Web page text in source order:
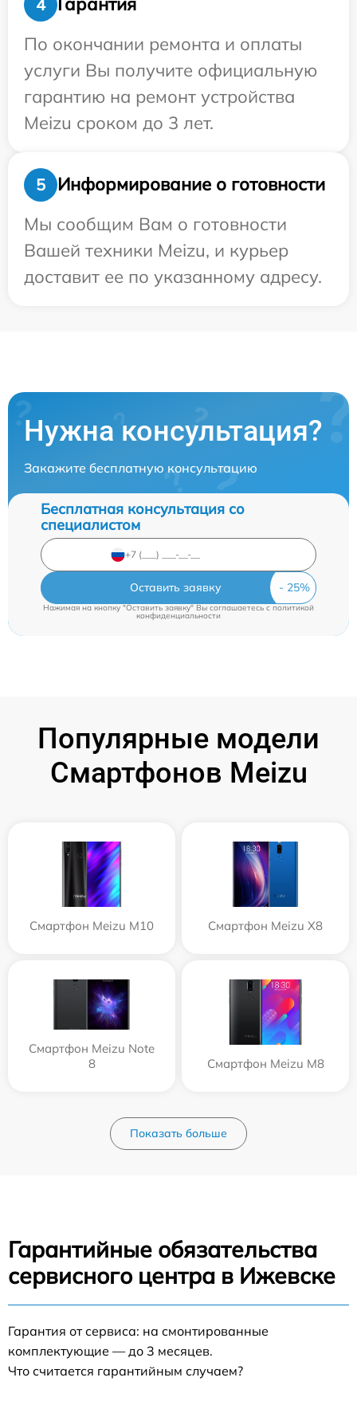
4
По окончании ремонта и оплаты
услуги Вы получите официальную
гарантию на ремонт устройства
Meizu сроком до 3 лет.
5
Информирование о готовности
Мы сообщим Вам о готовности
Вашей техники Meizu, и курьер
доставит ее по указанному адресу.
Нужна консультация?
Закажите бесплатную консультацию
Бесплатная консультация со
специалистом
Оставить заявку
Нажимая на кнопку "Оставить заявку" Вы соглашаетесь cполитикой
конфиденциальности
Популярные модели
Смартфонов Meizu
Смартфон Meizu M10 Смартфон Meizu X8
Смартфон Meizu Note
8
Смартфон Meizu M8
Показать больше
Гарантийные обязательства
сервисного центра в Ижевске
Гарантия от сервиса: на смонтированные
комплектующие — до 3 месяцев.
Что считается гарантийным случаем?